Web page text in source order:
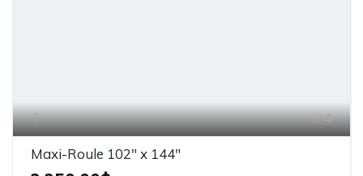
4
Maxi-Roule 102" x 144"